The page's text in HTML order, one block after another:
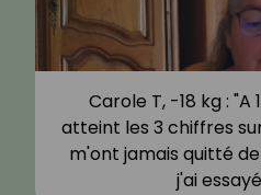
Carole T, -18 kg : "A
atteint les 3 chiffres
m'ont jamais quitté
j'ai